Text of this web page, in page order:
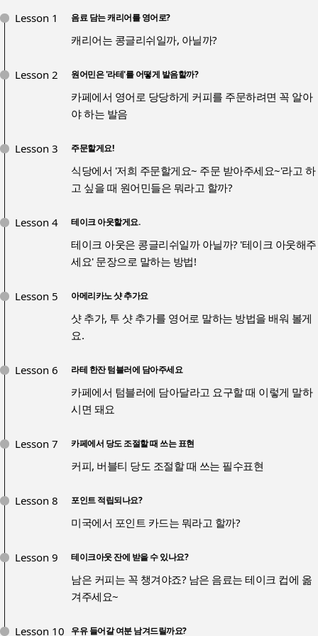
Lesson 1 음료 담는 캐리어를 영어로?
캐리어는 콩글리쉬일까, 아닐까?
Lesson 2 원어민은 '라테'를 어떻게 발음할까?
카페에서 영어로 당당하게 커피를 주문하려면 꼭 알아
야 하는 발음
Lesson 3 주문할게요!
식당에서 '저희 주문할게요~ 주문 받아주세요~'라고 하
고 싶을 때 원어민들은 뭐라고 할까?
Lesson 4 테이크 아웃할게요.
테이크 아웃은 콩글리쉬일까 아닐까? '테이크 아웃해주
세요' 문장으로 말하는 방법!
Lesson 5 아메리카노 샷 추가요
샷 추가, 투 샷 추가를 영어로 말하는 방법을 배워 볼게
요.
Lesson 6 라테 한잔 텀블러에 담아주세요
카페에서 텀블러에 담아달라고 요구할 때 이렇게 말하
시면 돼요
Lesson 7 카페에서 당도 조절할 때 쓰는 표현
커피, 버블티 당도 조절할 때 쓰는 필수표현
Lesson 8 포인트 적립되나요?
미국에서 포인트 카드는 뭐라고 할까?
Lesson 9 테이크아웃 잔에 받을 수 있나요?
남은 커피는 꼭 챙겨야죠? 남은 음료는 테이크 컵에 옮
겨주세요~
Lesson 10 우유 들어갈 여분 남겨드릴까요?